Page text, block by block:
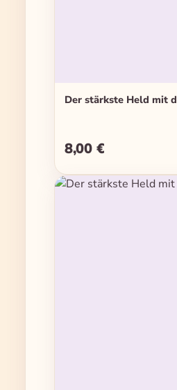
Der stärkste Held mit
Regulärer Preis:
8,00 €